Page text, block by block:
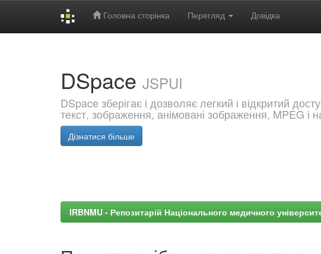
Головна сторінка Перегляд Довідка
DSpace JSPUI
DSpace зберігає і дозволяє легкий і відкритий
текст, зображення, анімовані зображення, MPEG і
Дізнатися більше
IRBNMU - Репозитарій Національного медичного